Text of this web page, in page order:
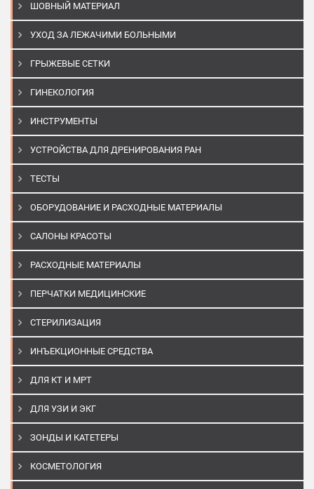
ШОВНЫЙ МАТЕРИАЛ
УХОД ЗА ЛЕЖАЧИМИ БОЛЬНЫМИ
ГРЫЖЕВЫЕ СЕТКИ
ГИНЕКОЛОГИЯ
ИНСТРУМЕНТЫ
УСТРОЙСТВА ДЛЯ ДРЕНИРОВАНИЯ РАН
ТЕСТЫ
ОБОРУДОВАНИЕ И РАСХОДНЫЕ МАТЕРИАЛЫ
САЛОНЫ КРАСОТЫ
РАСХОДНЫЕ МАТЕРИАЛЫ
ПЕРЧАТКИ МЕДИЦИНСКИЕ
СТЕРИЛИЗАЦИЯ
ИНЪЕКЦИОННЫЕ СРЕДСТВА
ДЛЯ КТ И МРТ
ДЛЯ УЗИ И ЭКГ
ЗОНДЫ И КАТЕТЕРЫ
КОСМЕТОЛОГИЯ